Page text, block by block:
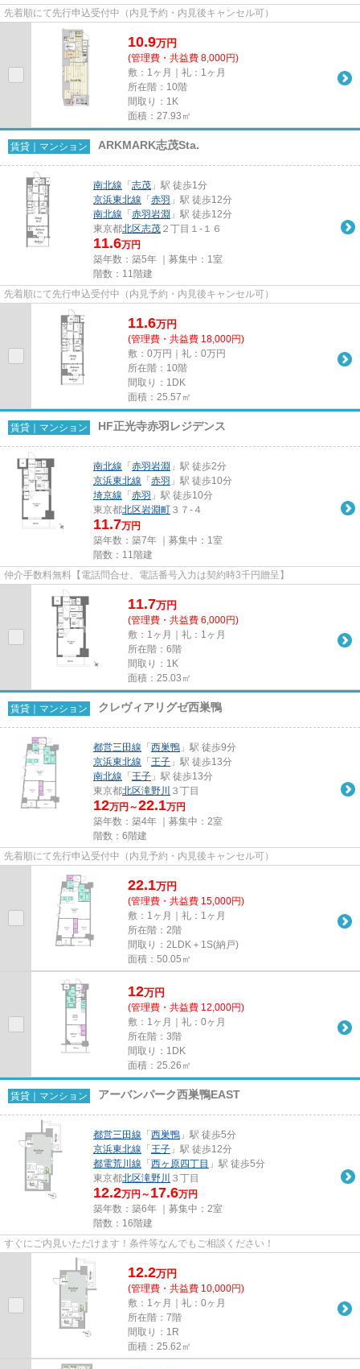
先着順にて先行申込受付中（内見予約・内見後キャンセル可）
10.9万円
(管理費・共益費 8,000円)
敷：1ヶ月｜礼：1ヶ月
所在階：10階
間取り：1K
面積：27.93㎡
賃貸｜マンション ARKMARK志茂Sta.
南北線 「 志茂 」駅 徒歩1分
京浜東北線 「 赤羽 」駅 徒歩12分
南北線 「 赤羽岩淵 」駅 徒歩12分
東京都北区志茂 ２丁目１-１６
11.6万円
築年数：築5年 ｜募集中： 1室
階数：11階建
先着順にて先行申込受付中（内見予約・内見後キャンセル可）
11.6万円
(管理費・共益費 18,000円)
敷：0万円｜礼：0万円
所在階：10階
間取り：1DK
面積：25.57㎡
賃貸｜マンション HF正光寺赤羽レジデンス
南北線 「 赤羽岩淵 」駅 徒歩2分
京浜東北線 「 赤羽 」駅 徒歩10分
埼京線 「 赤羽 」駅 徒歩10分
東京都北区岩淵町 ３７-４
11.7万円
築年数：築7年 ｜募集中： 1室
階数：11階建
仲介手数料無料【電話問合せ、電話番号入力は契約時3千円贈呈】
11.7万円
(管理費・共益費 6,000円)
敷：1ヶ月｜礼：1ヶ月
所在階：6階
間取り：1K
面積：25.03㎡
賃貸｜マンション クレヴィアリグゼ西巣鴨
都営三田線 「 西巣鴨 」駅 徒歩9分
京浜東北線 「 王子 」駅 徒歩13分
南北線 「 王子 」駅 徒歩13分
東京都北区滝野川 ３丁目
12万円～22.1万円
築年数：築4年 ｜募集中： 2室
階数：6階建
先着順にて先行申込受付中（内見予約・内見後キャンセル可）
22.1万円
(管理費・共益費 15,000円)
敷：1ヶ月｜礼：1ヶ月
所在階：2階
間取り：2LDK＋1S(納戸)
面積：50.05㎡
12万円
(管理費・共益費 12,000円)
敷：1ヶ月｜礼：0ヶ月
所在階：3階
間取り：1DK
面積：25.26㎡
賃貸｜マンション アーバンパーク西巣鴨EAST
都営三田線 「 西巣鴨 」駅 徒歩5分
京浜東北線 「 王子 」駅 徒歩12分
都電荒川線 「 西ヶ原四丁目 」駅 徒歩5分
東京都北区滝野川 ３丁目
12.2万円～ 17.6万円
築年数：築6年 ｜募集中： 2室
階数：16階建
すぐにご内見いただけます！条件等なんでもご相談ください！
12.2万円
(管理費・共益費 10,000円)
敷：1ヶ月｜礼：0ヶ月
所在階：7階
間取り：1R
面積：25.62㎡